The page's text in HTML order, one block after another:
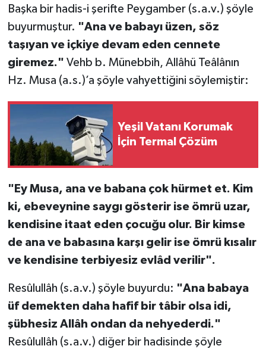
Başka bir hadis-i şerifte Peygamber (s.a.v.) şöyle
buyurmuştur. "Ana ve babayı üzen, söz
taşıyan ve içkiye devam eden cennete
giremez." Vehb b. Münebbih, Allâhü Teâlânın
Hz. Musa (a.s.)’a şöyle vahyettiğini söylemiştir:
Yeşil Vatanı Korumak
İçin Termal Çözüm
"Ey Musa, ana ve babana çok hürmet et. Kim
ki, ebeveynine saygı gösterir ise ömrü uzar,
kendisine itaat eden çocuğu olur. Bir kimse
de ana ve babasına karşı gelir ise ömrü kısalır
ve kendisine terbiyesiz evlâd verilir".
Resûlullâh (s.a.v.) şöyle buyurdu: "Ana babaya
üf demekten daha hafif bir tâbir olsa idi,
şübhesiz Allâh ondan da nehyederdi."
Resûlullâh (s.a.v.) diğer bir hadisinde şöyle